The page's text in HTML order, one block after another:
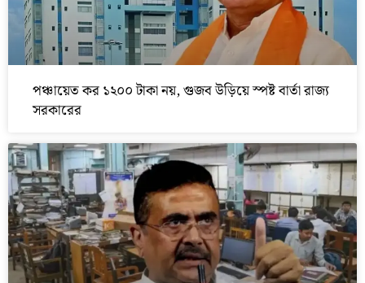
পঞ্চায়েত কর ১২০০ টাকা নয়, গুজব উড়িয়ে স্পষ্ট বার্তা রাজ্য
সরকারের